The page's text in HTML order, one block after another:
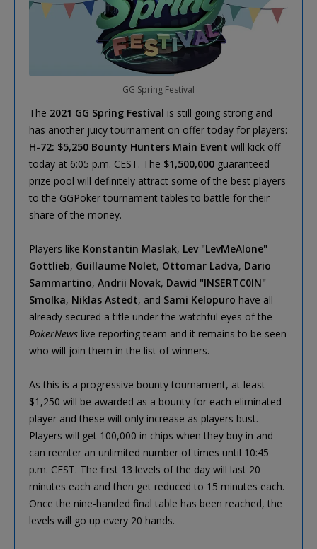
GG Spring Festival
The 2021 GG Spring Festival is still going strong and
has another juicy tournament on offer today for players:
H-72: $5,250 Bounty Hunters Main Event will kick off
today at 6:05 p.m. CEST. The $1,500,000 guaranteed
prize pool will definitely attract some of the best players
to the GGPoker tournament tables to battle for their
share of the money.
Players like Konstantin Maslak, Lev "LevMeAlone"
Gottlieb, Guillaume Nolet, Ottomar Ladva, Dario
Sammartino, Andrii Novak, Dawid "INSERTC0IN"
Smolka, Niklas Astedt, and Sami Kelopuro have all
already secured a title under the watchful eyes of the
PokerNews live reporting team and it remains to be seen
who will join them in the list of winners.
As this is a progressive bounty tournament, at least
$1,250 will be awarded as a bounty for each eliminated
player and these will only increase as players bust.
Players will get 100,000 in chips when they buy in and
can reenter an unlimited number of times until 10:45
p.m. CEST. The first 13 levels of the day will last 20
minutes each and then get reduced to 15 minutes each.
Once the nine-handed final table has been reached, the
levels will go up every 20 hands.